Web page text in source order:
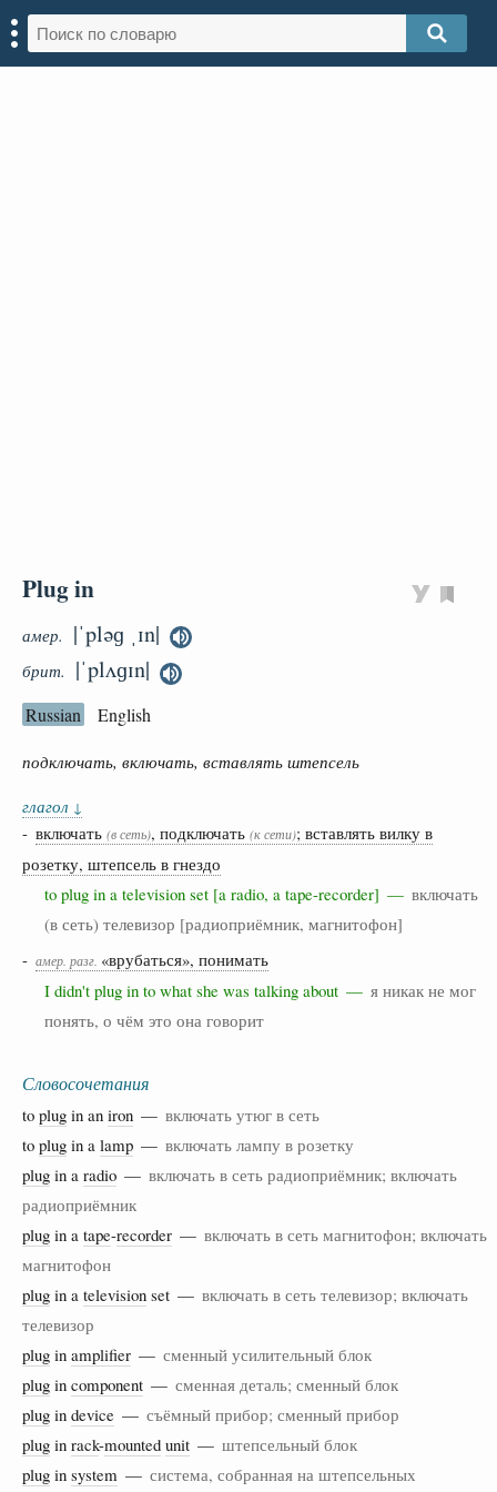
Plug in
амер. |ˈpləɡ ˌɪn|
брит. |ˈplʌɡɪn|
Russian English
подключать, включать, вставлять штепсель
глагол ↓
- включать (в сеть), подключать (к сети); вставлять вилку в
розетку, штепсель в гнездо
to plug in a television set [a radio, a tape-recorder] — включать
(в сеть) телевизор [радиоприёмник, магнитофон]
- амер. разг. «врубаться», понимать
I didn't plug in to what she was talking about — я никак не мог
понять, о чём это она говорит
Словосочетания
to plug in an iron — включать утюг в сеть
to plug in a lamp — включать лампу в розетку
plug in a radio — включать в сеть радиоприёмник; включать
радиоприёмник
plug in a tape-recorder — включать в сеть магнитофон; включать
магнитофон
plug in a television set — включать в сеть телевизор; включать
телевизор
plug in amplifier — сменный усилительный блок
plug in component — сменная деталь; сменный блок
plug in device — съёмный прибор; сменный прибор
plug in rack-mounted unit — штепсельный блок
plug in system — система, собранная на штепсельных